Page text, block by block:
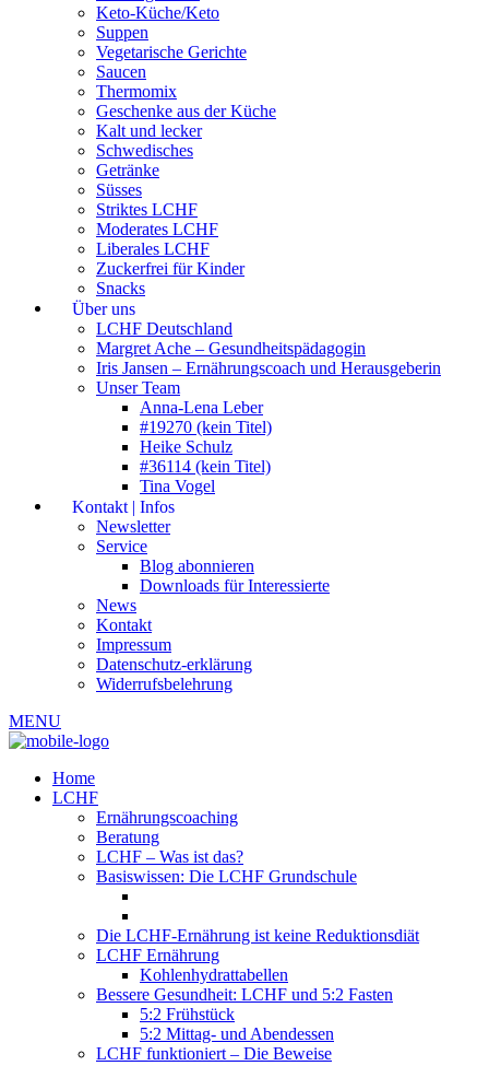
Keto-Küche/Keto
Suppen
Vegetarische Gerichte
Saucen
Thermomix
Geschenke aus der Küche
Kalt und lecker
Schwedisches
Getränke
Süsses
Striktes LCHF
Moderates LCHF
Liberales LCHF
Zuckerfrei für Kinder
Snacks
Über uns
LCHF Deutschland
Margret Ache – Gesundheitspädagogin
Iris Jansen – Ernährungscoach und Herausgeberin
Unser Team
Anna-Lena Leber
#19270 (kein Titel)
Heike Schulz
#36114 (kein Titel)
Tina Vogel
Kontakt | Infos
Newsletter
Service
Blog abonnieren
Downloads für Interessierte
News
Kontakt
Impressum
Datenschutz-erklärung
Widerrufsbelehrung
MENU
Home
LCHF
Ernährungscoaching
Beratung
LCHF – Was ist das?
Basiswissen: Die LCHF Grundschule
Die LCHF-Ernährung ist keine Reduktionsdiät
LCHF Ernährung
Kohlenhydrattabellen
Bessere Gesundheit: LCHF und 5:2 Fasten
5:2 Frühstück
5:2 Mittag- und Abendessen
LCHF funktioniert – Die Beweise